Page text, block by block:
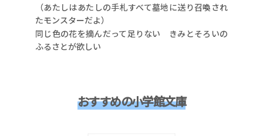
（あたしはあたしの手札すべて墓地に送り召喚され
たモンスターだよ）
同じ色の花を摘んだって足りない きみとそろいの
ふるさとが欲しい
おすすめの小学館文庫